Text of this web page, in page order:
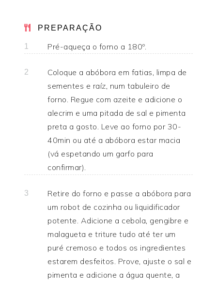
PREPARAÇÃO
1 Pré-aqueça o forno a 180º.
2
Coloque a abóbora em fatias, limpa de
sementes e raíz, num tabuleiro de
forno. Regue com azeite e adicione o
alecrim e uma pitada de sal e pimenta
preta a gosto. Leve ao forno por 30-
40min ou até a abóbora estar macia
(vá espetando um garfo para
confirmar).
3
Retire do forno e passe a abóbora para
um robot de cozinha ou liquidificador
potente. Adicione a cebola, gengibre e
malagueta e triture tudo até ter um
puré cremoso e todos os ingredientes
estarem desfeitos. Prove, ajuste o sal e
pimenta e adicione a água quente, a